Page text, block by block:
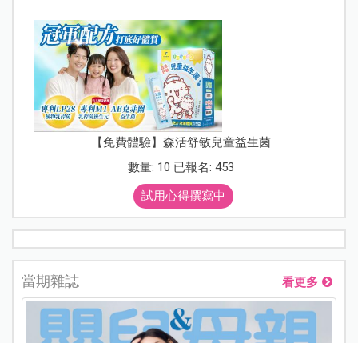
【免費體驗】森活舒敏兒童益生菌
數量: 10 已報名: 453
試用心得撰寫中
當期雜誌 看更多